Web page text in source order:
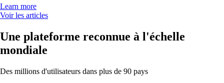
Learn more
Voir les articles
Une plateforme reconnue à l'échelle
mondiale
Des millions d'utilisateurs dans plus de 90 pays